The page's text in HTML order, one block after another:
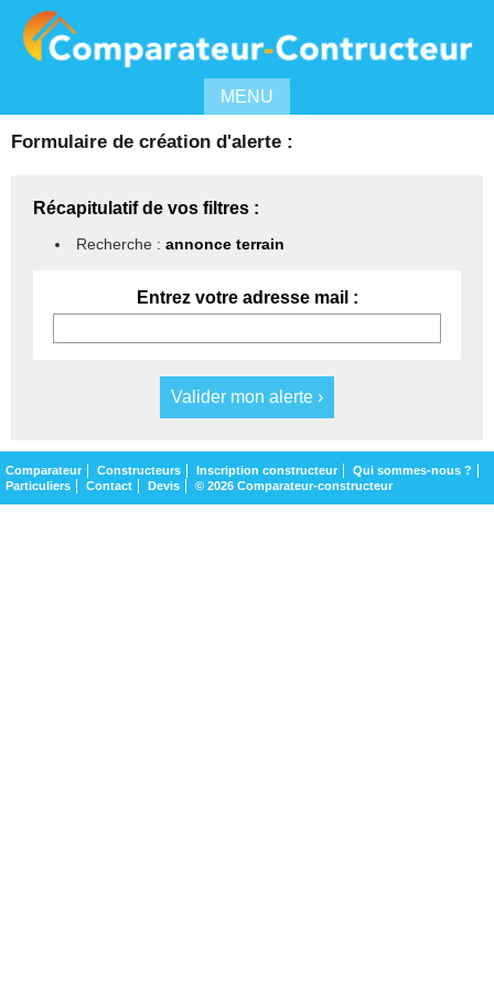
MENU
Formulaire de création d'alerte :
Récapitulatif de vos filtres :
Recherche :annonce terrain
Entrez votre adresse mail :
Comparateur Constructeurs Inscription constructeur
Qui sommes-nous ?
Particuliers
Contact Devis © 2026 Comparateur-constructeur